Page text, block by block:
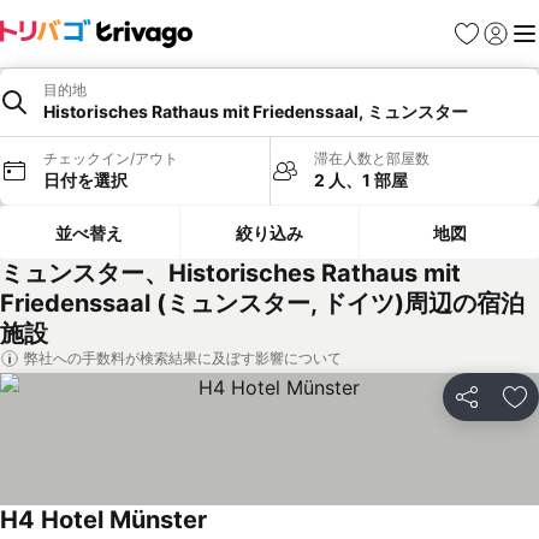
お気に入り
ログイ
メ
目的地
Historisches Rathaus mit Friedenssaal, ミュンスター
チェックイン/アウト
日付を選択
滞在人数と部屋数
2 人、1 部屋
並べ替え 絞り込み 地図
ミュンスター、Historisches Rathaus mit
Friedenssaal (ミュンスター, ドイツ)周辺の宿泊
施設
弊社への手数料が検索結果に及ぼす影響について
シェア お
H4 Hotel Münster